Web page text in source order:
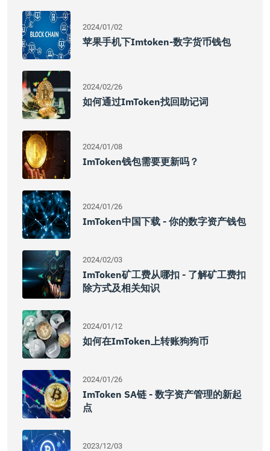
2024/01/02
苹果手机下imtoken-数字货币钱包
2024/02/26
如何通过imToken找回助记词
2024/01/08
ImToken钱包需要更新吗？
2024/01/26
ImToken中国下载 - 你的数字资产钱包
2024/02/03
ImToken矿工费从哪扣 - 了解矿工费扣
除方式及相关知识
2024/01/12
如何在imToken上转账狗狗币
2024/01/26
ImToken SA链 - 数字资产管理的新起
点
2023/12/03